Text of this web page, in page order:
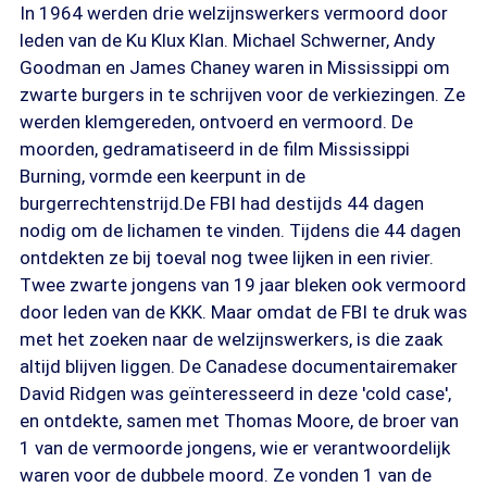
In 1964 werden drie welzijnswerkers vermoord door
leden van de Ku Klux Klan. Michael Schwerner, Andy
Goodman en James Chaney waren in Mississippi om
zwarte burgers in te schrijven voor de verkiezingen. Ze
werden klemgereden, ontvoerd en vermoord. De
moorden, gedramatiseerd in de film Mississippi
Burning, vormde een keerpunt in de
burgerrechtenstrijd.De FBI had destijds 44 dagen
nodig om de lichamen te vinden. Tijdens die 44 dagen
ontdekten ze bij toeval nog twee lijken in een rivier.
Twee zwarte jongens van 19 jaar bleken ook vermoord
door leden van de KKK. Maar omdat de FBI te druk was
met het zoeken naar de welzijnswerkers, is die zaak
altijd blijven liggen. De Canadese documentairemaker
David Ridgen was geïnteresseerd in deze 'cold case',
en ontdekte, samen met Thomas Moore, de broer van
1 van de vermoorde jongens, wie er verantwoordelijk
waren voor de dubbele moord. Ze vonden 1 van de